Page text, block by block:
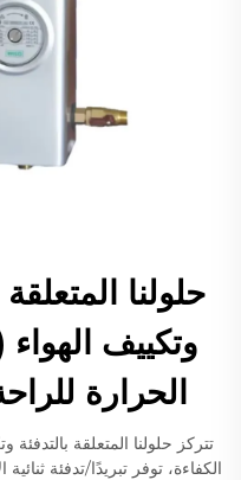
حلولنا
الحرارة
تتركز حلولنا المتعلقة